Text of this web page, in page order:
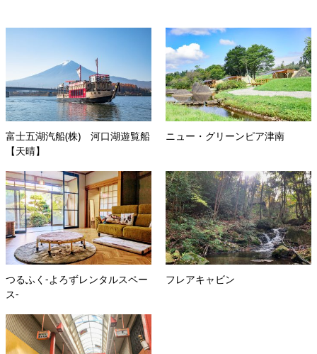
富士五湖汽船(株) 河口湖遊覧船
【天晴】
ニュー・グリーンピア津南
つるふく-よろずレンタルスペー
ス-
フレアキャビン